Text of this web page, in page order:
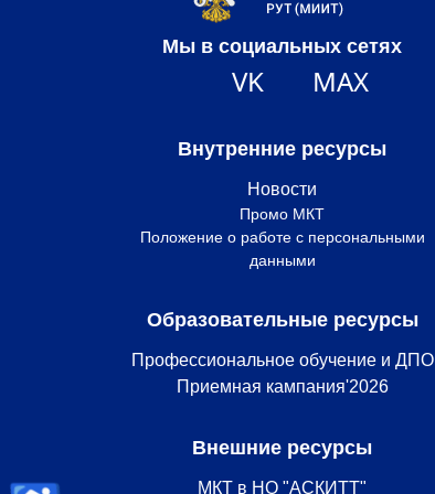
Мы в социальных сетях
VK MAX
Внутренние ресурсы
Новости
Промо МКТ
Положение о работе с персональными
данными
Образовательные ресурсы
Профессиональное обучение и ДПО
Приемная кампания'2026
Внешние ресурсы
МКТ в НО "АСКИТТ"